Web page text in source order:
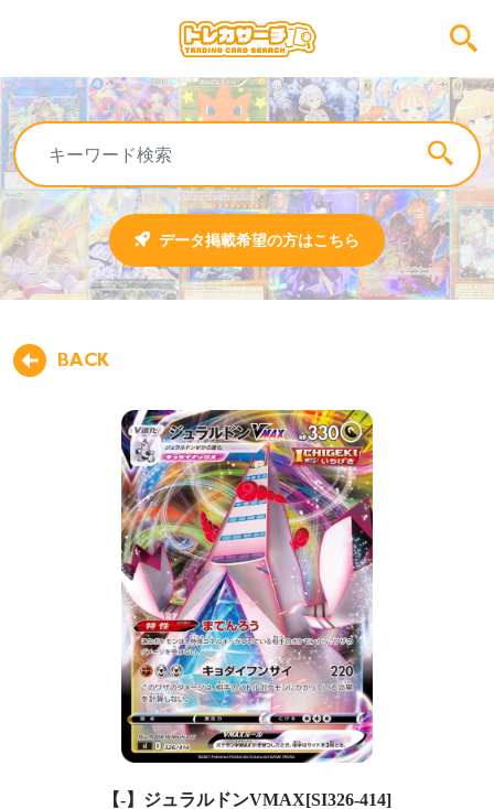
データ掲載希望の方はこちら
BACK
【-】ジュラルドンVMAX[SI326-414]